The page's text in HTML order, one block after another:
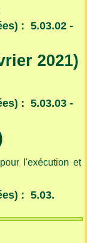
: 5.03.02 -
2021)
: 5.03.03 -
l'exécution et
: 5.03.